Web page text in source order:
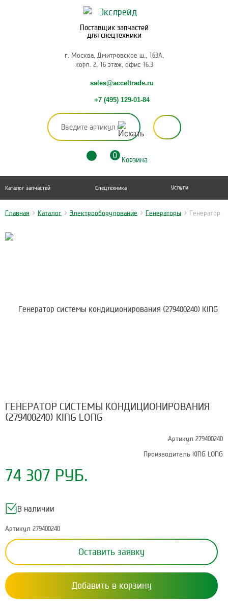
Поставщик запчастей
для спецтехники
г. Москва, Дмитровское ш., 163А,
корп. 2, 16 этаж, офис 16.3
sales@acceltrade.ru
+7 (495) 129-01-84
0 Корзина
Каталог запчастей Спецтехника Услуги
Главная > Каталог > Электрооборудование > Генераторы > Генератор
ГЕНЕРАТОР СИСТЕМЫ КОНДИЦИОНИРОВАНИЯ
(279400240) KING LONG
Артикул 279400240
Производитель KING LONG
74 307 РУБ.
В наличии
Артикул 279400240
Оставить заявку
Добавить в корзину